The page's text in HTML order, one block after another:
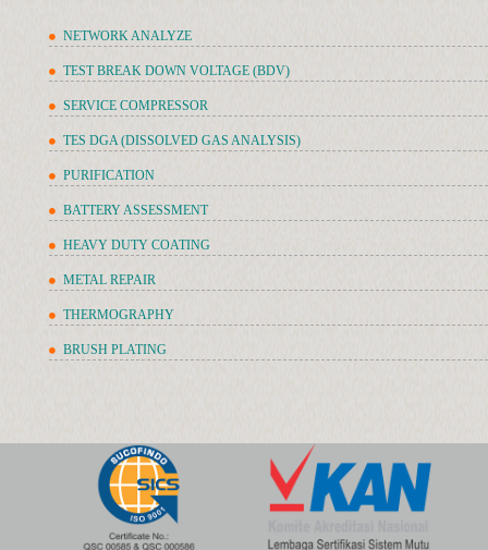
NETWORK ANALYZE
TEST BREAK DOWN VOLTAGE (BDV)
SERVICE COMPRESSOR
TES DGA (DISSOLVED GAS ANALYSIS)
PURIFICATION
BATTERY ASSESSMENT
HEAVY DUTY COATING
METAL REPAIR
THERMOGRAPHY
BRUSH PLATING